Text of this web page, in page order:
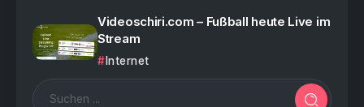
Videoschiri.com – Fußball heute Live im
Stream
Internet